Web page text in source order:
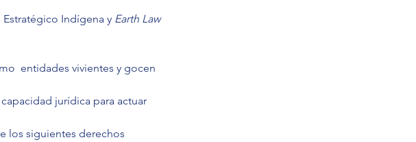
Indígena y Earth Law
entidades vivientes y gocen
capacidad jurídica para actuar
de los siguientes derechos